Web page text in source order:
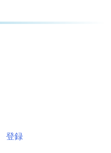
登録